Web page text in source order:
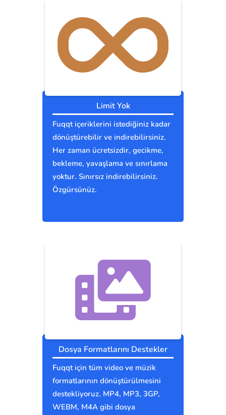
Limit Yok
Fuqqt içeriklerini istediğiniz kadar
dönüştürebilir ve indirebilirsiniz.
Her zaman ücretsizdir, gecikme,
bekleme, yavaşlama ve sınırlama
yoktur. Sınırsız indirebilirsiniz.
Özgürsünüz.
Dosya Formatlarını Destekler
Fuqqt için tüm video ve müzik
formatlarının dönüştürülmesini
destekliyoruz. MP4, MP3, 3GP,
WEBM, M4A gibi dosya